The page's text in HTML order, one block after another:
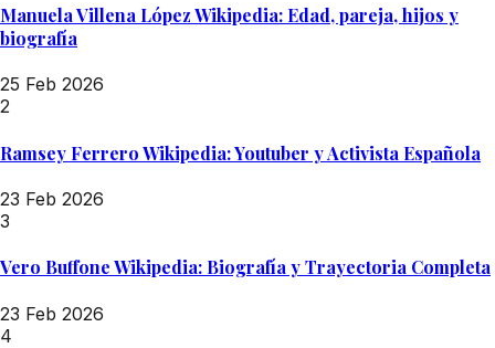
Manuela Villena López Wikipedia: Edad, pareja, hijos y
biografía
25 Feb 2026
2
Ramsey Ferrero Wikipedia: Youtuber y Activista Española
23 Feb 2026
3
Vero Buffone Wikipedia: Biografía y Trayectoria Completa
23 Feb 2026
4